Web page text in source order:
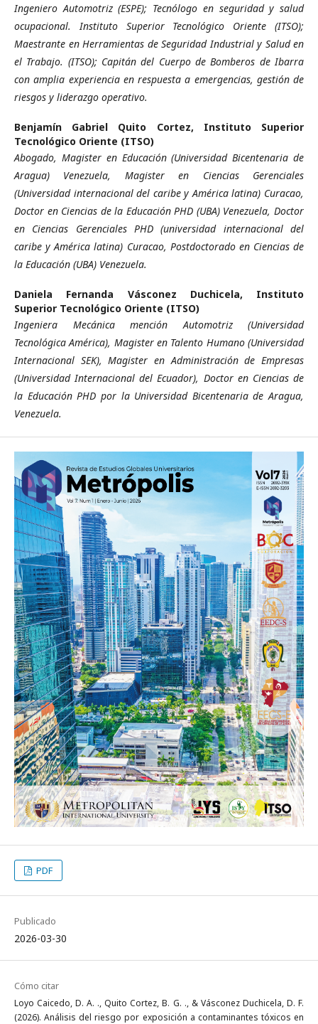
Ingeniero Automotriz (ESPE); Tecnólogo en seguridad y salud
ocupacional. Instituto Superior Tecnológico Oriente (ITSO);
Maestrante en Herramientas de Seguridad Industrial y Salud en
el Trabajo. (ITSO); Capitán del Cuerpo de Bomberos de Ibarra
con amplia experiencia en respuesta a emergencias, gestión de
riesgos y liderazgo operativo.
Benjamín Gabriel Quito Cortez, Instituto Superior
Tecnológico Oriente (ITSO)
Abogado, Magister en Educación (Universidad Bicentenaria de
Aragua) Venezuela, Magister en Ciencias Gerenciales
(Universidad internacional del caribe y América latina) Curacao,
Doctor en Ciencias de la Educación PHD (UBA) Venezuela, Doctor
en Ciencias Gerenciales PHD (universidad internacional del
caribe y América latina) Curacao, Postdoctorado en Ciencias de
la Educación (UBA) Venezuela.
Daniela Fernanda Vásconez Duchicela, Instituto
Superior Tecnológico Oriente (ITSO)
Ingeniera Mecánica mención Automotriz (Universidad
Tecnológica América), Magister en Talento Humano (Universidad
Internacional SEK), Magister en Administración de Empresas
(Universidad Internacional del Ecuador), Doctor en Ciencias de
la Educación PHD por la Universidad Bicentenaria de Aragua,
Venezuela.
PDF
Publicado
2026-03-30
Cómo citar
Loyo Caicedo, D. A. ., Quito Cortez, B. G. ., & Vásconez Duchicela, D. F.
(2026). Análisis del riesgo por exposición a contaminantes tóxicos en